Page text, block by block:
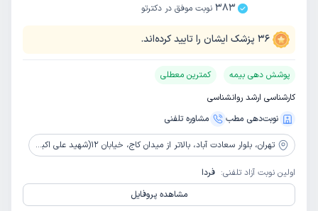
383 نوبت موفق در دکترتو
36 پزشک ایشان را تایید کرده‌اند.
پوشش دهی بیمه
کمترین معطلی
کارشناسی ارشد روانشناسی
نوبت‌دهی مطب
مشاوره‌ تلفنی
تهران، بلوار سعادت آباد، بالاتر از میدان کاج، خیابان 12(شهید علی اکبر)، پلاک 37، طبقه دوم ، واحد 3
اولین نوبت آزاد تلفنی: فردا
مشاهده پروفایل